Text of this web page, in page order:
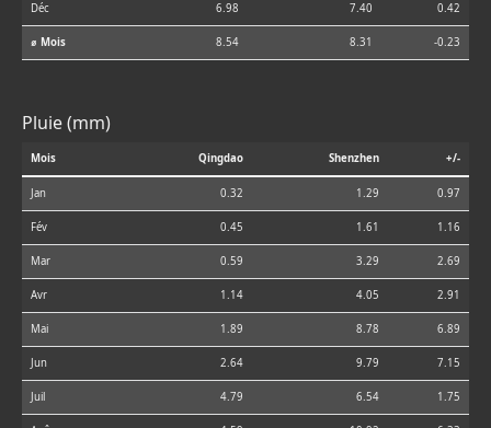
Déc 6.98 7.40 0.42
⌀ Mois 8.54 8.31 -0.23
Pluie (mm)
Mois Qingdao Shenzhen +/-
Jan 0.32 1.29 0.97
Fév 0.45 1.61 1.16
Mar 0.59 3.29 2.69
Avr 1.14 4.05 2.91
Mai 1.89 8.78 6.89
Jun 2.64 9.79 7.15
Juil 4.79 6.54 1.75